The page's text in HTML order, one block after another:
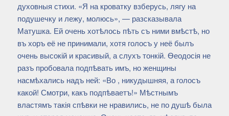
духовныя стихи. «Я на кроватку взберусь, лягу на
подушечку и лежу, молюсь», — разсказывала
Матушка. Ей очень хотѣлось пѣть съ ними вмѣстѣ, но
въ хоръ её не принимали, хотя голосъ у неё былъ
очень высокій и красивый, а слухъ тонкій. Ѳеодосія не
разъ пробовала подпѣвать имъ, но женщины
насмѣхались надъ ней: «Во , никудышняя, а голосъ
какой! Смотри, какъ подпѣваетъ!» Мѣстнымъ
властямъ такія спѣвки не нравились, не по душѣ была